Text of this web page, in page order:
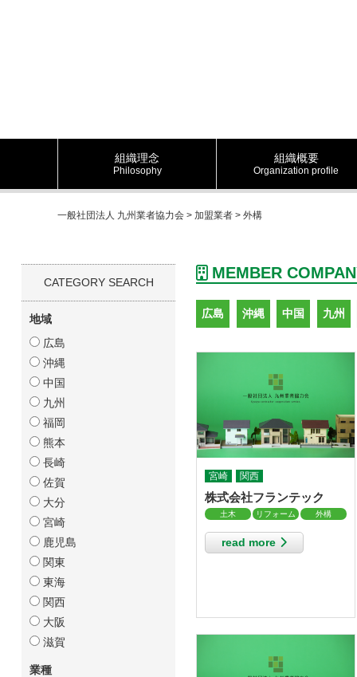
組織理念
Philosophy
組織概要
Organization profile
一般社団法人 九州業者協力会 > 加盟業者 > 外構
CATEGORY SEARCH
地域
広島
沖縄
中国
九州
福岡
熊本
長崎
佐賀
大分
宮崎
鹿児島
関東
東海
関西
大阪
滋賀
業種
MEMBER
広島 沖縄 中国 九州
宮崎 関西
株式会社フランテック
土木 リフォーム 外構
read more